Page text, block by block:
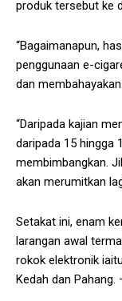
produk tersebut ke
“Bagaimanapun,
penggunaan e-
dan
“Daripada kajian
daripada 15 hingga
membimbangkan.
akan merumitkan
Setakat ini, enam
larangan awal
rokok elektronik
Kedah dan Pahang.